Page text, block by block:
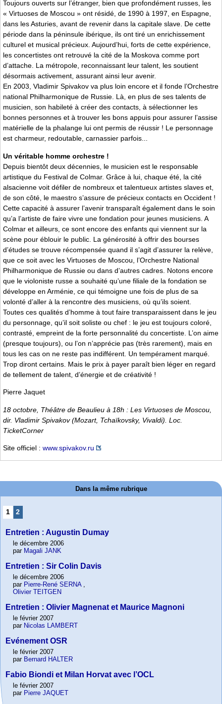
Toujours ouverts sur l’étranger, bien que profondément russes, les
« Virtuoses de Moscou » ont résidé, de 1990 à 1997, en Espagne,
dans les Asturies, avant de revenir dans la capitale slave. De cette
période dans la péninsule ibérique, ils ont tiré un enrichissement
culturel et musical précieux. Aujourd’hui, forts de cette expérience,
les concertistes ont retrouvé la cité de la Moskova comme port
d’attache. La métropole, reconnaissant leur talent, les soutient
désormais activement, assurant ainsi leur avenir.
En 2003, Vladimir Spivakov va plus loin encore et il fonde l’Orchestre
national Philharmonique de Russie. Là, en plus de ses talents de
musicien, son habileté à créer des contacts, à sélectionner les
bonnes personnes et à trouver les bons appuis pour assurer l’assise
matérielle de la phalange lui ont permis de réussir ! Le personnage
est charmeur, redoutable, carnassier parfois...
Un véritable homme orchestre !
Depuis bientôt deux décennies, le musicien est le responsable
artistique du Festival de Colmar. Grâce à lui, chaque été, la cité
alsacienne voit défiler de nombreux et talentueux artistes slaves et,
de son côté, le maestro s’assure de précieux contacts en Occident !
Cette capacité à assurer l’avenir transparaît également dans le soin
qu’a l’artiste de faire vivre une fondation pour jeunes musiciens. A
Colmar et ailleurs, ce sont encore des enfants qui viennent sur la
scène pour éblouir le public. La générosité à offrir des bourses
d’études se trouve récompensée quand il s’agit d’assurer la relève,
que ce soit avec les Virtuoses de Moscou, l’Orchestre National
Philharmonique de Russie ou dans d’autres cadres. Notons encore
que le violoniste russe a souhaité qu’une filiale de la fondation se
développe en Arménie, ce qui témoigne une fois de plus de sa
volonté d’aller à la rencontre des musiciens, où qu’ils soient.
Toutes ces qualités d’homme à tout faire transparaissent dans le jeu
du personnage, qu’il soit soliste ou chef : le jeu est toujours coloré,
contrasté, empreint de la forte personnalité du concertiste. L’on aime
(presque toujours), ou l’on n’apprécie pas (très rarement), mais en
tous les cas on ne reste pas indifférent. Un tempérament marqué.
Trop diront certains. Mais le prix à payer paraît bien léger en regard
de tellement de talent, d’énergie et de créativité !
Pierre Jaquet
18 octobre, Théâtre de Beaulieu à 18h : Les Virtuoses de Moscou,
dir. Vladimir Spivakov (Mozart, Tchaïkovsky, Vivaldi). Loc.
TicketCorner
Site officiel : www.spivakov.ru
Dans la même rubrique
1 2
Entretien : Augustin Dumay
le décembre 2006
par Magali JANK
Entretien : Sir Colin Davis
le décembre 2006
par Pierre-René SERNA,
Olivier TEITGEN
Entretien : Olivier Magnenat et Maurice Magnoni
le février 2007
par Nicolas LAMBERT
Evénement OSR
le février 2007
par Bernard HALTER
Fabio Biondi et Milan Horvat avec l’OCL
le février 2007
par Pierre JAQUET